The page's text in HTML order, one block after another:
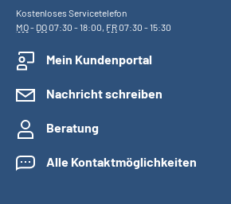
Kostenloses Servicetelefon
MO- DO07:30 - 18:00, FR07:30 - 15:30
Mein Kundenportal
Nachricht schreiben
Beratung
Alle Kontaktmöglichkeiten